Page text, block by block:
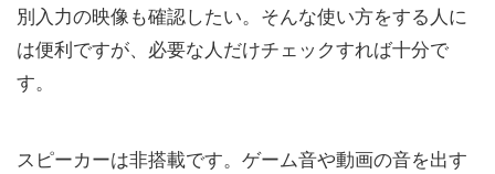
別入力の映像も確認したい。そんな使い方をする人に
は便利ですが、必要な人だけチェックすれば十分で
す。
スピーカーは非搭載です。ゲーム音や動画の音を出す